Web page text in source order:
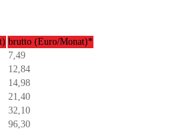
brutto (Euro/Monat)*
7,49
12,84
14,98
21,40
32,10
96,30